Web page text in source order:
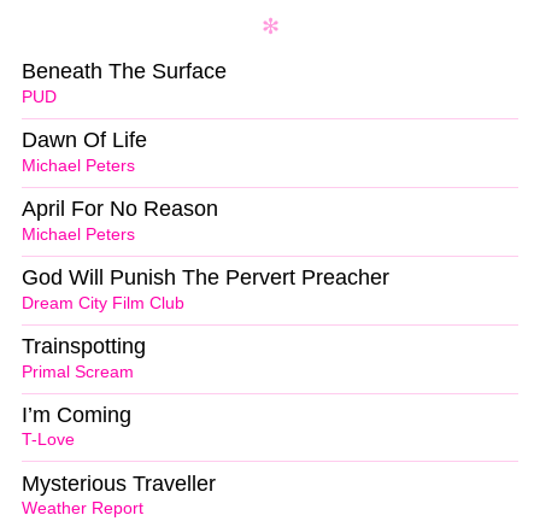
PUD
Beneath The Surface
Michael Peters
Dawn Of Life
Michael Peters
April For No Reason
Dream City Film Club
God Will Punish The Pervert Preacher
Primal Scream
Trainspotting
T-Love
I’m Coming
Weather Report
Mysterious Traveller